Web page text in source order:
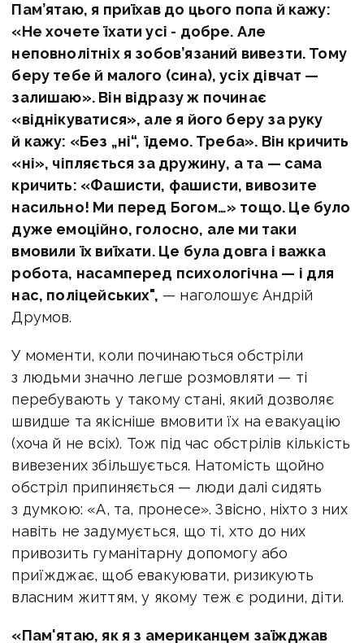
Пам’ятаю, я приїхав до цього попа й кажу:
«Не хочете їхати усі - добре. Але
неповнолітніх я зобов’язаний вивезти. Тому
беру тебе й малого (сина), усіх дівчат —
залишаю». Він відразу ж починає
«віднікуватися», але я його беру за руку
й кажу: «Без „ні“, їдемо. Треба». Він кричить
«ні», чіпляється за дружину, а та — сама
кричить: «Фашисти, фашисти, вивозите
насильно! Ми перед Богом…» тощо. Це було
дуже емоційно, голосно, але ми таки
вмовили їх виїхати. Це була довга і важка
робота, насамперед психологічна — і для
нас, поліцейських", — наголошує Андрій
Друмов.
У моменти, коли починаються обстріли
з людьми значно легше розмовляти — ті
перебувають у такому стані, який дозволяє
швидше та якісніше вмовити їх на евакуацію
(хоча й не всіх). Тож під час обстрілів кількість
вивезених збільшується. Натомість щойно
обстріл припиняється — люди далі сидять
з думкою: «А, та, пронесе». Звісно, ніхто з них
навіть не задумується, що ті, хто до них
привозить гуманітарну допомогу або
приїжджає, щоб евакуювати, ризикують
власним життям, у якому теж є родини, діти.
«Пам'ятаю, як я з американцем заїжджав